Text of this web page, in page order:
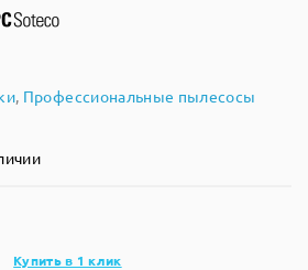
, Профессиональные пылесосы
Купить в 1 клик